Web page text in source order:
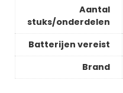
Aantal
stuks/onderdelen
Batterijen vereist
Brand